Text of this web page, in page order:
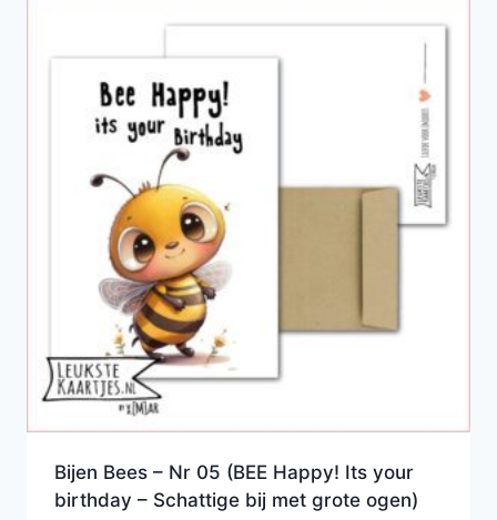
Bijen Bees – Nr 05 (BEE Happy! Its your
birthday – Schattige bij met grote ogen)